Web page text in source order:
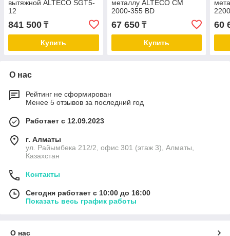
вытяжной ALTECO SGT5-
12
841 500 ₸
Купить
металлу ALTECO CM
2000-355 BD
67 650₸
Купить
60
О нас
Рейтинг не сформирован
Менее 5 отзывов за последний год
Работает с 12.09.2023
г. Алматы
ул. Райымбека 212/2, офис 301 (этаж 3), Алматы,
Казахстан
Контакты
Сегодня работает с 10:00 до 16:00
Показать весь график работы
О нас